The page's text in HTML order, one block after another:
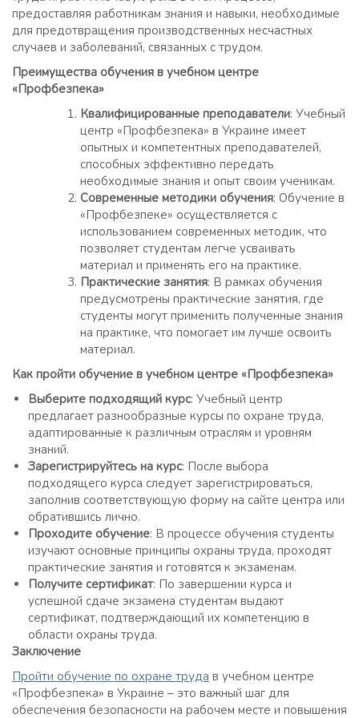
предоставляя работникам знания и навыки, необходимые
для предотвращения производственных несчастных
случаев и заболеваний, связанных с трудом.
Преимущества обучения в учебном центре
«Профбезпека»
Квалифицированные преподаватели: Учебный
центр «Профбезпека» в Украине имеет
опытных и компетентных преподавателей,
способных эффективно передать
необходимые знания и опыт своим ученикам.
Современные методики обучения: Обучение в
«Профбезпеке» осуществляется с
использованием современных методик, что
позволяет студентам легче усваивать
материал и применять его на практике.
Практические занятия: В рамках обучения
предусмотрены практические занятия, где
студенты могут применить полученные знания
на практике, что помогает им лучше освоить
материал.
Как пройти обучение в учебном центре «Профбезпека»
Выберите подходящий курс: Учебный центр
предлагает разнообразные курсы по охране труда,
адаптированные к различным отраслям и уровням
знаний.
Зарегистрируйтесь на курс: После выбора
подходящего курса следует зарегистрироваться,
заполнив соответствующую форму на сайте центра или
обратившись лично.
Проходите обучение: В процессе обучения студенты
изучают основные принципы охраны труда, проходят
практические занятия и готовятся к экзаменам.
Получите сертификат: По завершении курса и
успешной сдаче экзамена студентам выдают
сертификат, подтверждающий их компетенцию в
области охраны труда.
Заключение
Пройти обучение по охране труда в учебном центре
«Профбезпека» в Украине – это важный шаг для
обеспечения безопасности на рабочем месте и повышения